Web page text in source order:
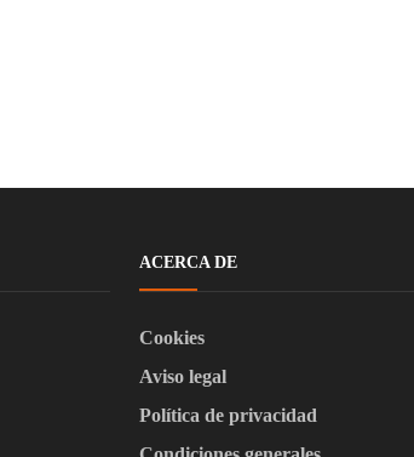
ACERCA DE
Cookies
Aviso legal
Política de privacidad